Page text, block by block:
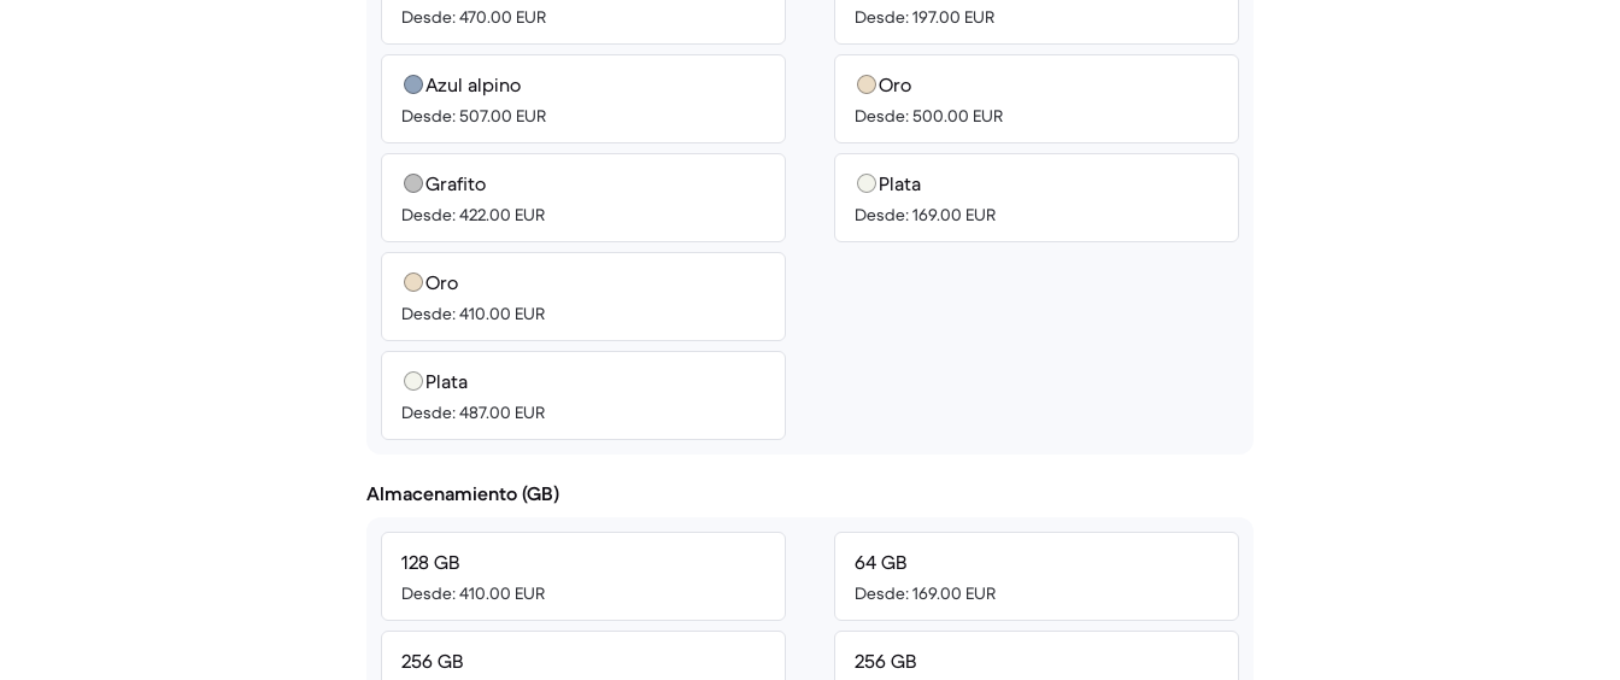
Desde: 470.00 EUR
Azul alpino
Desde: 507.00 EUR
Grafito
Desde: 422.00 EUR
Oro
Desde: 410.00 EUR
Plata
Desde: 487.00 EUR
Desde: 197.00 EUR
Oro
Desde: 500.00 EUR
Plata
Desde: 169.00 EUR
Almacenamiento (GB)
128 GB
Desde: 410.00 EUR
256 GB
64 GB
Desde: 169.00 EUR
256 GB